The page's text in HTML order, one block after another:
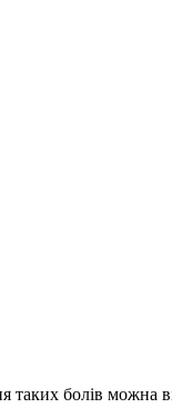
болів можна